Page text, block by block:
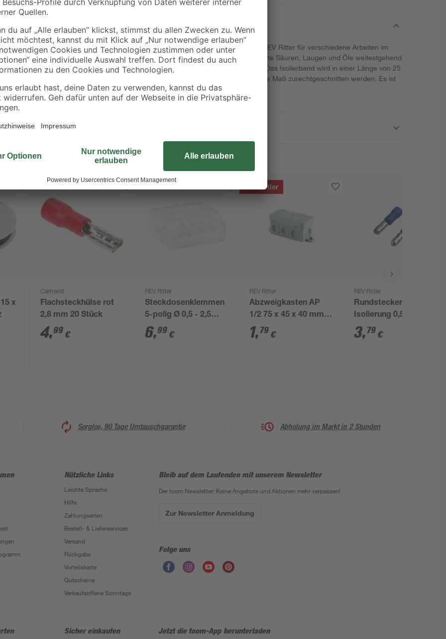
Verwenden Sie dieses robuste Isolierband von REV Ritter für verschiedene Arbeiten im
Innen- oder Außenbereich. Es ist gegen verdünnte Säuren, Laugen und Öle weitestgehend
beständig und zudem nur schwer entflammbar. Das Isolierband wird in einer Länge von 25
m geliefert und kann einfach auf das gewünschte Maß zurechtgeschnitten werden. Es ist
in unterschiedlichen Farben erhältlich.
x
Cartrend
Flachsteckhülse rot
2,8 mm 20 Stück
4,99 €
REV Ritter
Steckdosenklemmen
5-polig Ø 0,5 - 2,5
mm² 50 Stück
6,99 €
Bestseller
REV Ritter
Abzweigkasten AP
1/2 75 x 45 x 40 mm
grau
1,79 €
REV Ritter
Rundstecker-Set mit
Isolierung 0,5-1,5/1,5-
2,5 mm², 24 Stück
3,79 €
Sorglos, 90 Tage Umtauschgarantie Abholung im Markt in 2 Stunden
Nützliche Links
Leichte Sprache
Hilfe
Zahlungsarten
Bestell- & Lieferservices
Versand
Rückgabe
Vorteilskarte
Gutscheine
Verkaufsoffene Sonntage
Bleib auf dem Laufenden mit unserem Newsletter
Der toom Newsletter: Keine Angebote und Aktionen mehr verpassen!
Zur Newsletter Anmeldung
Folge uns
Sicher einkaufen Jetzt die toom-App herunterladen